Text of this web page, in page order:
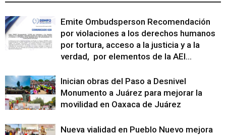
Emite Ombudsperson Recomendación
por violaciones a los derechos humanos
por tortura, acceso a la justicia y a la
verdad, por elementos de la AEI...
Inician obras del Paso a Desnivel
Monumento a Juárez para mejorar la
movilidad en Oaxaca de Juárez
Nueva vialidad en Pueblo Nuevo mejora